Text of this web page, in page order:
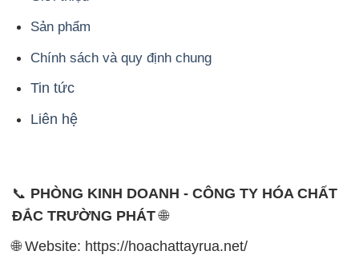
Sản phẩm
Chính sách và quy định chung
Tin tức
Liên hệ
📞 PHÒNG KINH DOANH - CÔNG TY HÓA CHẤT
ĐẮC TRƯỜNG PHÁT🌐
🌐 Website: https://hoachattayrua.net/